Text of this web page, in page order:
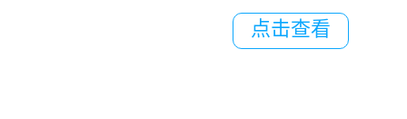
点击查看